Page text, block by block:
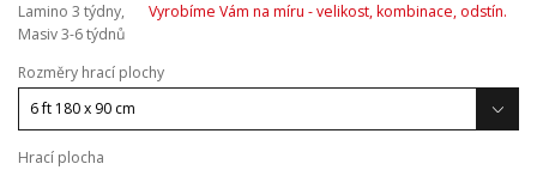
Lamino 3 týdny,
Masiv 3-6 týdnů
Vyrobíme Vám na míru - velikost, kombinace, odstín.
Rozměry hrací plochy
Hrací plocha